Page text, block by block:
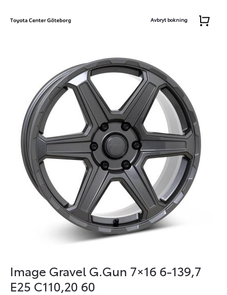
Avbryt bokning
Image Gravel G.Gun 7×16 6-139,7
E25 C110,20 60